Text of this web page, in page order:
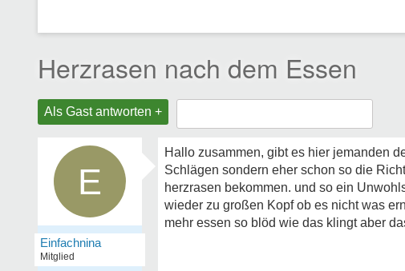
Herzrasen nach dem Essen
Als Gast antworten +
E
Einfachnina
Mitglied
Hallo zusammen, gibt es hier jemanden
Schlägen sondern eher schon so die
herzrasen bekommen. und so ein
wieder zu großen Kopf ob es nicht was
mehr essen so blöd wie das klingt aber